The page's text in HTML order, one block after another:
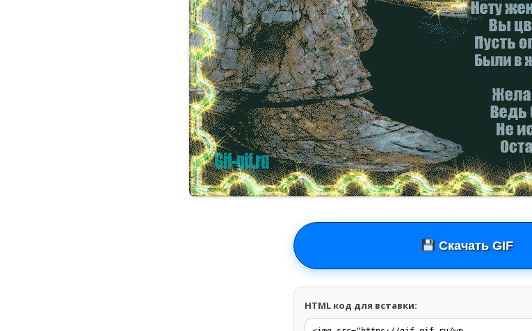
Скачать GIF
HTML код для вставки: